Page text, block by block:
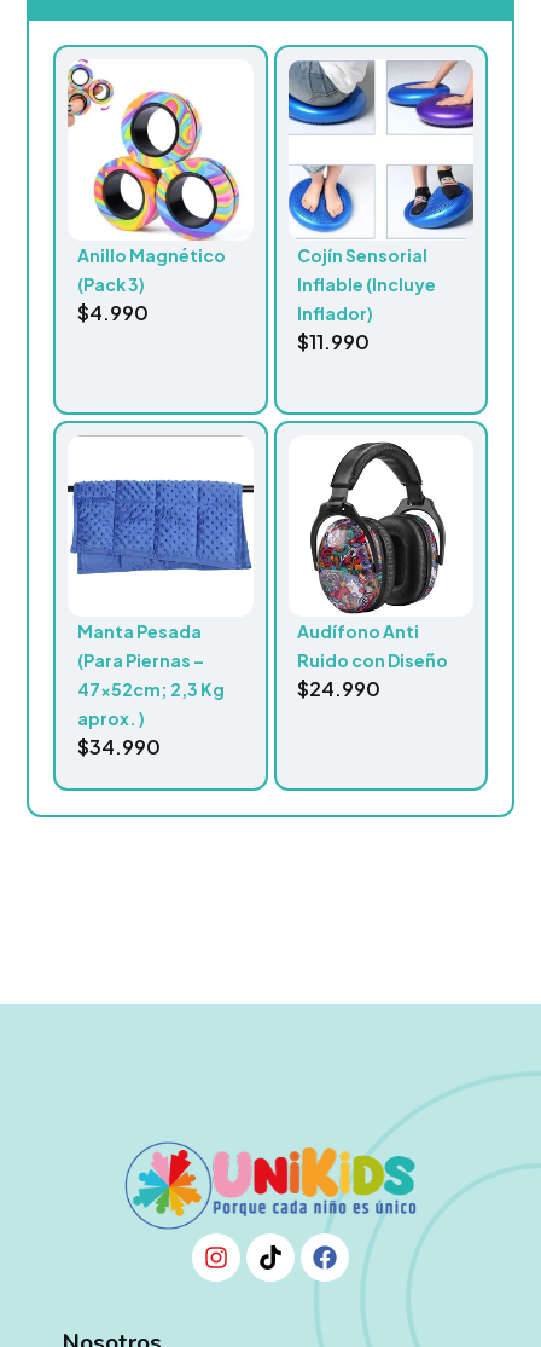
Anillo Magnético
(Pack 3)
$4.990
Cojín Sensorial
Inflable (Incluye
Inflador)
$11.990
Manta Pesada
(Para Piernas –
47x52cm; 2,3 Kg
aprox. )
$34.990
Audífono Anti
Ruido con Diseño
$24.990